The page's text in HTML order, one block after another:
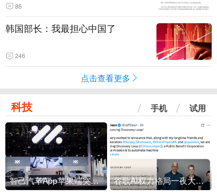
86
韩国部长：我最担心中国了
246
点击查看更多
科技 手机 试用
智己汽车App苹果端突然“下架” 谷歌AI权力格局一夜大洗牌